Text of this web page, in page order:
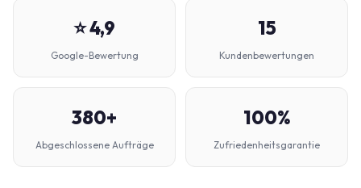
⭐ 4,9
Google-Bewertung
15
Kundenbewertungen
380+
Abgeschlossene Aufträge
100%
Zufriedenheitsgarantie